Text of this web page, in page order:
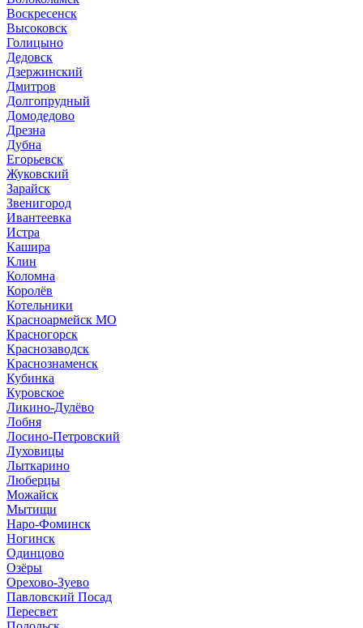
Воскресенск
Высоковск
Голицыно
Дедовск
Дзержинский
Дмитров
Долгопрудный
Домодедово
Дрезна
Дубна
Егорьевск
Жуковский
Зарайск
Звенигород
Ивантеевка
Истра
Кашира
Клин
Коломна
Королёв
Котельники
Красноармейск МО
Красногорск
Краснозаводск
Краснознаменск
Кубинка
Куровское
Ликино-Дулёво
Лобня
Лосино-Петровский
Луховицы
Лыткарино
Люберцы
Можайск
Мытищи
Наро-Фоминск
Ногинск
Одинцово
Озёры
Орехово-Зуево
Павловский Посад
Пересвет